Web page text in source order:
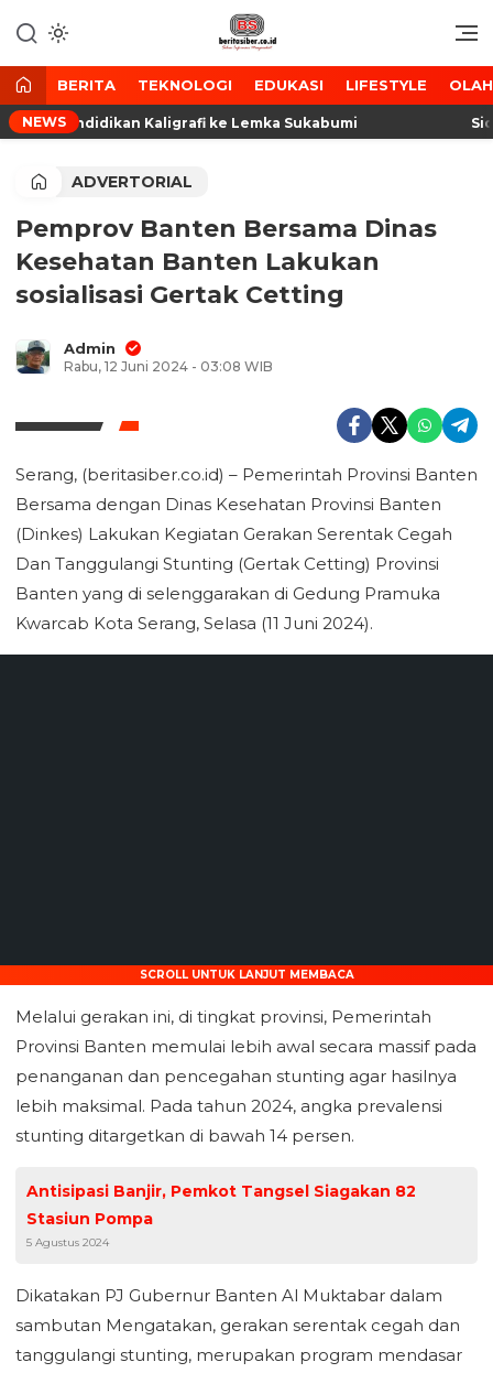
ke
konten
BeritaSiber.co.id
Media Tanggap Dan Akurat
BERITA TEKNOLOGI EDUKASI LIFESTYLE
NEWS
Pendidikan Kaligrafi ke Lemka Sukabumi
ADVERTORIAL
Pemprov Banten Bersama Dinas
Kesehatan Banten Lakukan
sosialisasi Gertak Cetting
Admin
Rabu, 12 Juni 2024 - 03:08 WIB
Serang, (beritasiber.co.id) – Pemerintah Provinsi Banten
Bersama dengan Dinas Kesehatan Provinsi Banten
(Dinkes) Lakukan Kegiatan Gerakan Serentak Cegah
Dan Tanggulangi Stunting (Gertak Cetting) Provinsi
Banten yang di selenggarakan di Gedung Pramuka
Kwarcab Kota Serang, Selasa (11 Juni 2024).
SCROLL UNTUK LANJUT MEMBACA
Melalui gerakan ini, di tingkat provinsi, Pemerintah
Provinsi Banten memulai lebih awal secara massif pada
penanganan dan pencegahan stunting agar hasilnya
lebih maksimal. Pada tahun 2024, angka prevalensi
stunting ditargetkan di bawah 14 persen.
Antisipasi Banjir, Pemkot Tangsel Siagakan 82
Stasiun Pompa
5 Agustus 2024
Dikatakan PJ Gubernur Banten Al Muktabar dalam
sambutan Mengatakan, gerakan serentak cegah dan
tanggulangi stunting, merupakan program mendasar